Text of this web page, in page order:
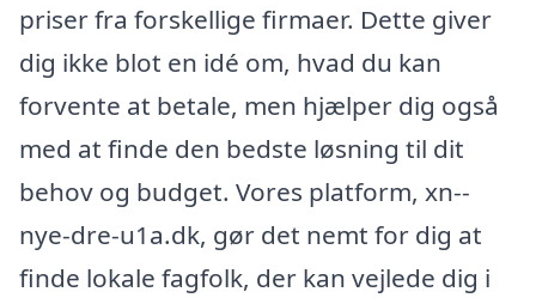
priser fra forskellige firmaer. Dette giver
dig ikke blot en idé om, hvad du kan
forvente at betale, men hjælper dig også
med at finde den bedste løsning til dit
behov og budget. Vores platform, xn--
nye-dre-u1a.dk, gør det nemt for dig at
finde lokale fagfolk, der kan vejlede dig i